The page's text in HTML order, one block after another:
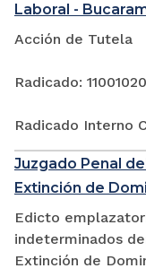
Laboral -
Acción de Tutela
Radicado:
Radicado Interno
Juzgado Penal
Extinción de
Edicto
indeterminados
Extinción de